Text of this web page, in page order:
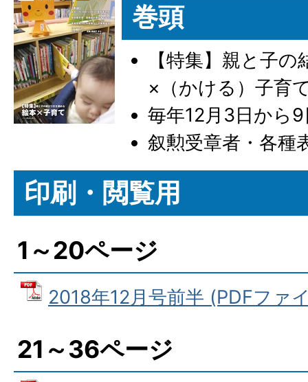
巻頭
【特集】親と子
×（かける）子育
毎年12月3日から
叙勲受章者・各種
印刷・閲覧用
1～20ページ
2018年12月号前半 (PDFファ
21～36ページ